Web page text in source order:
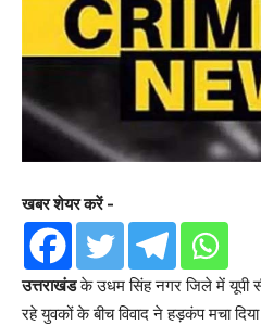
खबर शेयर करें -
उत्तराखंडके उधम सिंह नगर जिले में यूपी
रहे युवकों के बीच विवाद ने हड़कंप मचा